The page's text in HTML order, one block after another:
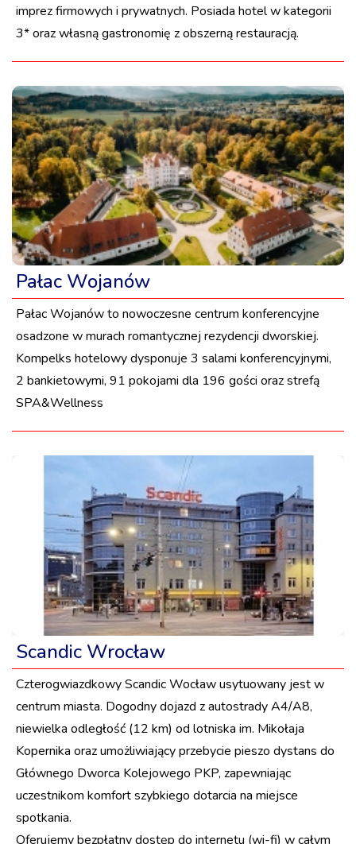
imprez firmowych i prywatnych. Posiada hotel w kategorii
3* oraz własną gastronomię z obszerną restauracją.
Pałac Wojanów
Pałac Wojanów to nowoczesne centrum konferencyjne
osadzone w murach romantycznej rezydencji dworskiej.
Kompelks hotelowy dysponuje 3 salami konferencyjnymi,
2 bankietowymi, 91 pokojami dla 196 gości oraz strefą
SPA&Wellness
Scandic Wrocław
Czterogwiazdkowy Scandic Wocław usytuowany jest w
centrum miasta. Dogodny dojazd z autostrady A4/A8,
niewielka odległość (12 km) od lotniska im. Mikołaja
Kopernika oraz umożliwiający przebycie pieszo dystans do
Głównego Dworca Kolejowego PKP, zapewniając
uczestnikom komfort szybkiego dotarcia na miejsce
spotkania.
Oferujemy bezpłatny dostęp do internetu (wi-fi) w całym